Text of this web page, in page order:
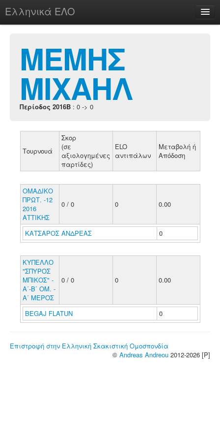
Ελληνικά ΕΛΟ
chesstu.be @ discord
Login
ΜΕΜΗΣ
ΜΙΧΑΗΛ
Περίοδος 2016B : 0 -> 0
Τουρνουά
Σκορ
(σε
αξιολογημένες
παρτίδες)
ELO
αντιπάλων
Μεταβολή ή
Απόδοση
ΟΜΑΔΙΚΟ
ΠΡΩΤ. -12
2016
ΑΤΤΙΚΗΣ
0 / 0 0 0.00
ΚΑΤΣΑΡΟΣ ΑΝΔΡΕΑΣ 0
ΚΥΠΕΛΛΟ
"ΣΠΥΡΟΣ
ΜΠΙΚΟΣ" -
Α΄-Β΄ ΟΜ. -
Α΄ ΜΕΡΟΣ
0 / 0 0 0.00
BEGAJ FLATUN 0
Επιστροφή στην Ελληνική Σκακιστική Ομοσπονδία
© Andreas Andreou 2012-2026 [P]